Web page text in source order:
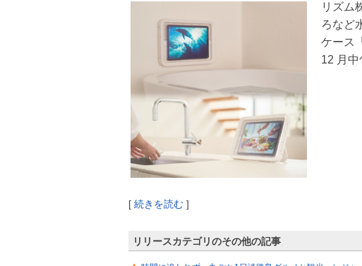
リズム
ろなど
ケース
12 月中
[ 続きを読む ]
リリースカテゴリのその他の記事